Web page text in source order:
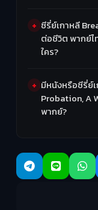
ซีรี่ย์เกาหลี
ต่อชีวิต พากย์ไ
ใคร?
มีหนังหรือซีรี่ย์
Probation, A
พากย์?